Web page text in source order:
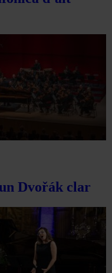
Dvořák clar